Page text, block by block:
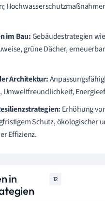
im Bau:Gebäudestrategien wie
grüne Dächer,
Architektur:
Umweltfreundlichkeit,
Erhöhung
Schutz, ökologischer
Effizienz.
in
12